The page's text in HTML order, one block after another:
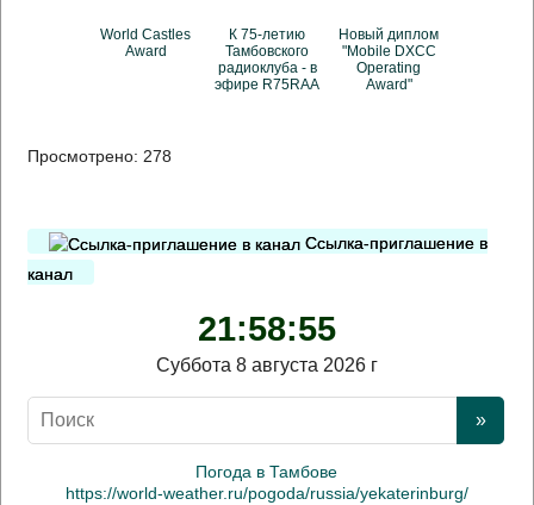
World Castles
Award
К 75-летию
Тамбовского
радиоклуба - в
эфире R75RAA
Новый диплом
"Mobile DXCC
Operating
Award"
Просмотрено:278
Ссылка-приглашение в
канал
21:58:56
Суббота 8 августа 2026 г
Погода в Тамбове
https://world-weather.ru/pogoda/russia/yekaterinburg/